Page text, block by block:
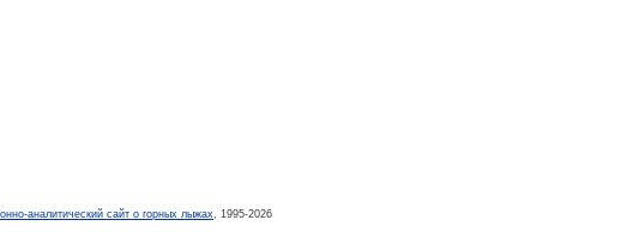
аналитический сайт о горных лыжах, 1995-2026